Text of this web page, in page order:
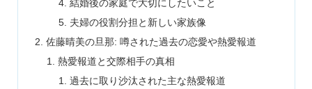
結婚後の家庭で大切にしたいこと
夫婦の役割分担と新しい家族像
佐藤晴美の旦那: 噂された過去の恋愛や熱愛報道
熱愛報道と交際相手の真相
過去に取り沙汰された主な熱愛報道